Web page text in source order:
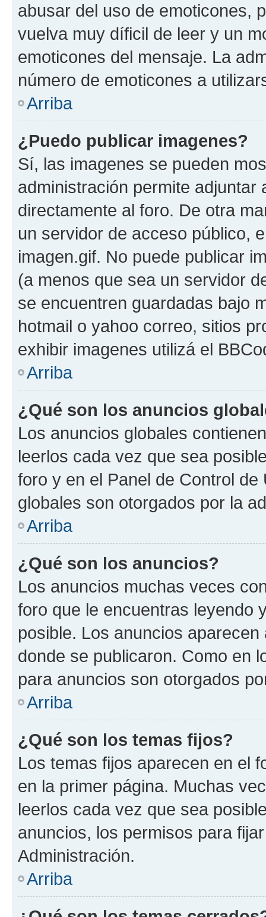
abusar del uso de emoticones,
vuelva muy díficil de leer y un
emoticones del mensaje. La
número de emoticones a
Arriba
¿Puedo publicar imagenes?
Sí, las imagenes se pueden
administración permite
directamente al foro. De otra
un servidor de acceso público,
imagen.gif. No puede publicar
(a menos que sea un servidor
se encuentren guardadas bajo
hotmail o yahoo correo, sitios
exhibir imagenes utilizá el
Arriba
¿Qué son los anuncios
Los anuncios globales
leerlos cada vez que sea
foro y en el Panel de Control
globales son otorgados por la
Arriba
¿Qué son los anuncios?
Los anuncios muchas veces
foro que le encuentras leyendo
posible. Los anuncios
donde se publicaron. Como en
para anuncios son otorgados
Arriba
¿Qué son los temas fijos?
Los temas fijos aparecen en el
en la primer página. Muchas
leerlos cada vez que sea
anuncios, los permisos para
Administración.
Arriba